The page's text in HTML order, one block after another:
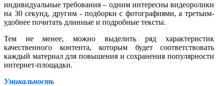
индивидуальные требования – одним интересны видеоролики
на 30 секунд, другим - подборки с фотографиями, а третьим-
удобнее почитать длинные и подробные тексты.
Тем не менее, можно выделить ряд характеристик
качественного контента, которым будет соответствовать
каждый материал для повышения и сохранения популярности
интернет-площадки.
Уникальность